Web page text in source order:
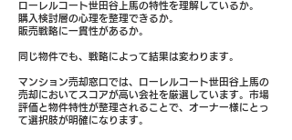
ローレルコート世田谷上馬の特性を理解しているか。
購入検討層の心理を整理できるか。
販売戦略に一貫性があるか。
同じ物件でも、戦略によって結果は変わります。
マンション売却窓口では、ローレルコート世田谷上馬の
売却においてスコアが高い会社を厳選しています。市場
評価と物件特性が整理されることで、オーナー様にとっ
て選択肢が明確になります。